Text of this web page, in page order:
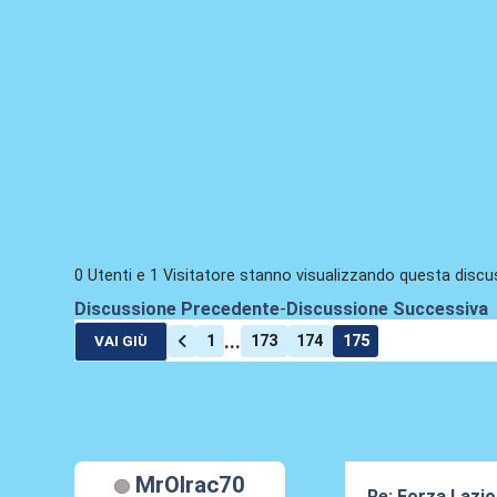
0 Utenti e 1 Visitatore stanno visualizzando questa
Discussione Precedente- Discussione Successiva
VAI GIÙ 1 ... 173 174 175
MrOlrac70